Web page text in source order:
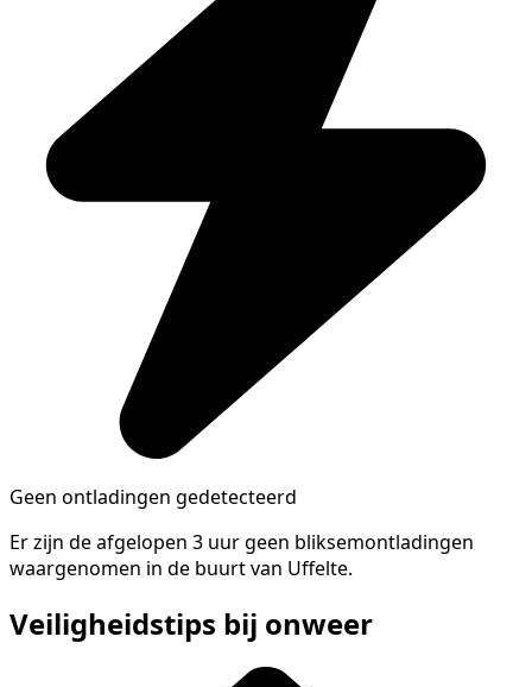
Geen ontladingen gedetecteerd
Er zijn de afgelopen 3 uur geen bliksemontladingen
waargenomen in de buurt van Uffelte.
Veiligheidstips bij onweer